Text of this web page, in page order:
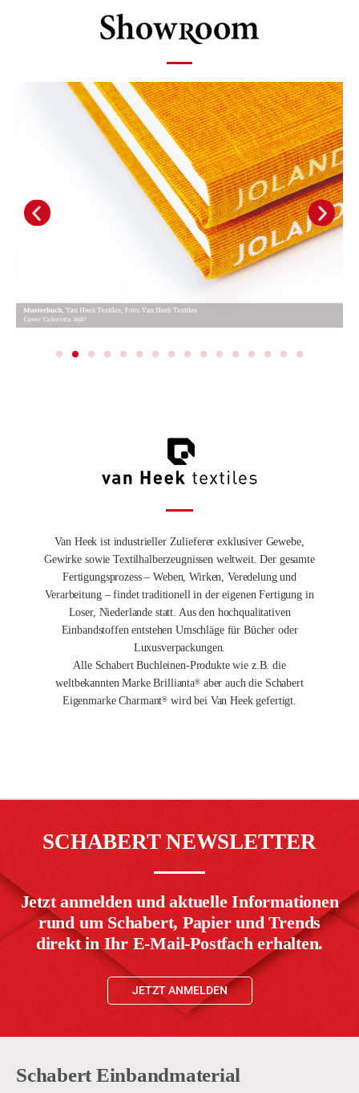
Van Heek ist industrieller Zulieferer exklusiver Gewebe,
Gewirke sowie Textilhalberzeugnissen weltweit. Der gesamte
Fertigungsprozess – Weben, Wirken, Veredelung und
Verarbeitung – findet traditionell in der eigenen Fertigung in
Loser, Niederlande statt. Aus den hochqualitativen
Einbandstoffen entstehen Umschläge für Bücher oder
Luxusverpackungen.
Alle Schabert Buchleinen-Produkte wie z.B. die
weltbekannten Marke Brillianta®aber auch die Schabert
Eigenmarke Charmant® wird bei Van Heek gefertigt.
SCHABERT NEWSLETTER
Jetzt anmelden und aktuelle Informationen
rund um Schabert, Papier und Trends
direkt in Ihr E-Mail-Postfach erhalten.
JETZT ANMELDEN
Schabert Einbandmaterial